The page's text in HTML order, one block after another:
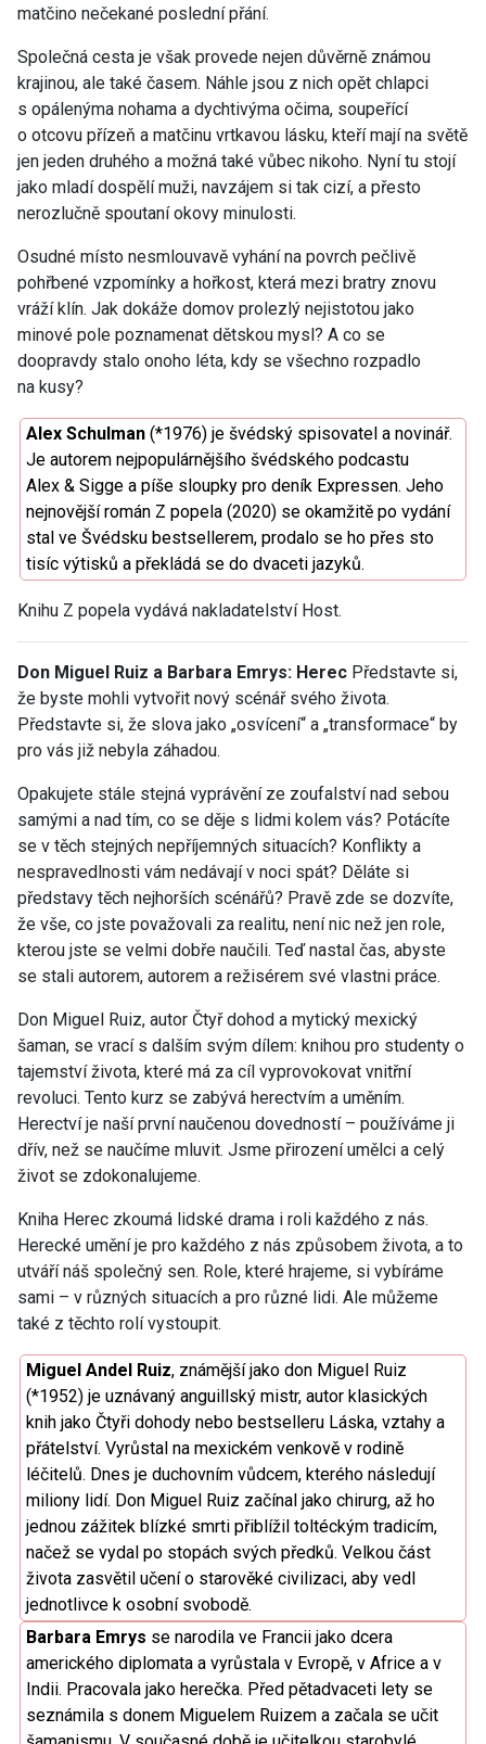
matčino nečekané poslední přání.
Společná cesta je však provede nejen důvěrně známou
krajinou, ale také časem. Náhle jsou z nich opět chlapci
s opálenýma nohama a dychtivýma očima, soupeřící
o otcovu přízeň a matčinu vrtkavou lásku, kteří mají na světě
jen jeden druhého a možná také vůbec nikoho. Nyní tu stojí
jako mladí dospělí muži, navzájem si tak cizí, a přesto
nerozlučně spoutaní okovy minulosti.
Osudné místo nesmlouvavě vyhání na povrch pečlivě
pohřbené vzpomínky a hořkost, která mezi bratry znovu
vráží klín. Jak dokáže domov prolezlý nejistotou jako
minové pole poznamenat dětskou mysl? A co se
doopravdy stalo onoho léta, kdy se všechno rozpadlo
na kusy?
Alex Schulman (*1976) je švédský spisovatel a novinář.
Je autorem nejpopulárnějšího švédského podcastu
Alex & Sigge a píše sloupky pro deník Expressen. Jeho
nejnovější román Z popela (2020) se okamžitě po vydání
stal ve Švédsku bestsellerem, prodalo se ho přes sto
tisíc výtisků a překládá se do dvaceti jazyků.
Knihu Z popela vydává nakladatelství Host.
Don Miguel Ruiz a Barbara Emrys: Herec Představte si,
že byste mohli vytvořit nový scénář svého života.
Představte si, že slova jako „osvícení“ a „transformace“ by
pro vás již nebyla záhadou.
Opakujete stále stejná vyprávění ze zoufalství nad sebou
samými a nad tím, co se děje s lidmi kolem vás? Potácíte
se v těch stejných nepříjemných situacích? Konflikty a
nespravedlnosti vám nedávají v noci spát? Děláte si
představy těch nejhorších scénářů? Pravě zde se dozvíte,
že vše, co jste považovali za realitu, není nic než jen role,
kterou jste se velmi dobře naučili. Teď nastal čas, abyste
se stali autorem, autorem a režisérem své vlastni práce.
Don Miguel Ruiz, autor Čtyř dohod a mytický mexický
šaman, se vrací s dalším svým dílem: knihou pro studenty o
tajemství života, které má za cíl vyprovokovat vnitřní
revoluci. Tento kurz se zabývá herectvím a uměním.
Herectví je naší první naučenou dovedností – používáme ji
dřív, než se naučíme mluvit. Jsme přirození umělci a celý
život se zdokonalujeme.
Kniha Herec zkoumá lidské drama i roli každého z nás.
Herecké umění je pro každého z nás způsobem života, a to
utváří náš společný sen. Role, které hrajeme, si vybíráme
sami – v různých situacích a pro různé lidi. Ale můžeme
také z těchto rolí vystoupit.
Miguel Andel Ruiz, známější jako don Miguel Ruiz
(*1952) je uznávaný anguillský mistr, autor klasických
knih jako Čtyři dohody nebo bestselleru Láska, vztahy a
přátelství. Vyrůstal na mexickém venkově v rodině
léčitelů. Dnes je duchovním vůdcem, kterého následují
miliony lidí. Don Miguel Ruiz začínal jako chirurg, až ho
jednou zážitek blízké smrti přiblížil toltéckým tradicím,
načež se vydal po stopách svých předků. Velkou část
života zasvětil učení o starověké civilizaci, aby vedl
jednotlivce k osobní svobodě.
Barbara Emrys se narodila ve Francii jako dcera
amerického diplomata a vyrůstala v Evropě, v Africe a v
Indii. Pracovala jako herečka. Před pětadvaceti lety se
seznámila s donem Miguelem Ruizem a začala se učit